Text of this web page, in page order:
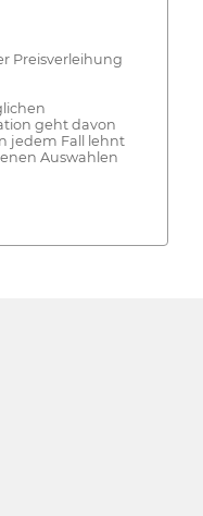
Preisverleihung
geht davon
jedem Fall lehnt
Auswahlen